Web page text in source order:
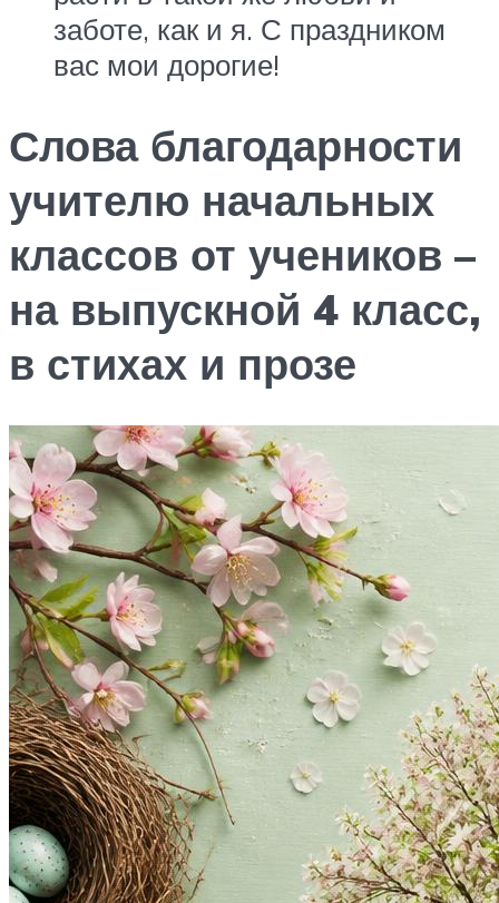
заботе, как и я. С праздником
вас мои дорогие!
Слова благодарности
учителю начальных
классов от учеников –
на выпускной 4 класс,
в стихах и прозе